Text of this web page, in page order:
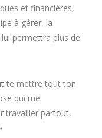
et financières,
à gérer, la
permettra plus de
te mettre tout ton
qui me
travailler partout,